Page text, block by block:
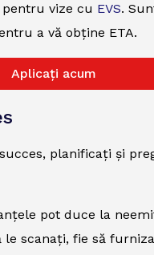
vize cu EVS.
a vă obține ETA.
Aplicați acum
planificați și
pot duce la
scanați, fie să